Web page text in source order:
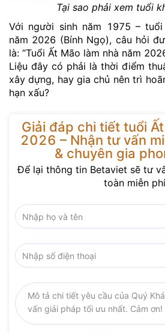
Tại sao phải xem tuổi
Với người sinh năm 1975 –
năm 2026 (Bính Ngọ), câu hỏi
là: “Tuổi Ất Mão làm nhà năm
Liệu đây có phải là thời điểm
xây dựng, hay gia chủ nên trì
hạn xấu?
Giải đáp chi tiết tuổi
2026 – Nhận tư vấn
& chuyên gia
Để lại thông tin Betaviet sẽ tư
toàn miễn phí